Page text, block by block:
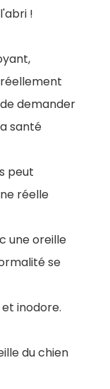
!
demander
santé
peut
réelle
une oreille
se
inodore.
du chien